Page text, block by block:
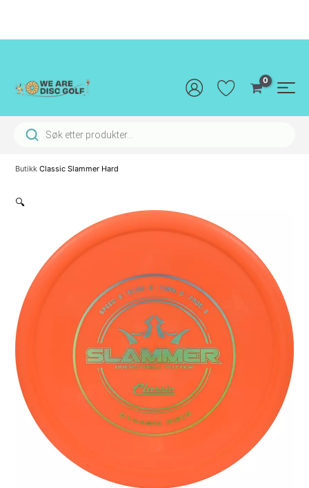
innholdet
Products search
Butikk Classic Slammer Hard
🔍